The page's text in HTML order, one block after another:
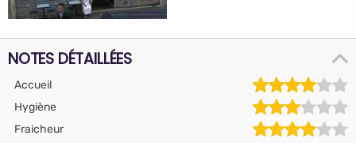
NOTES DÉTAILLÉES
Accueil
Hygiène
Fraicheur